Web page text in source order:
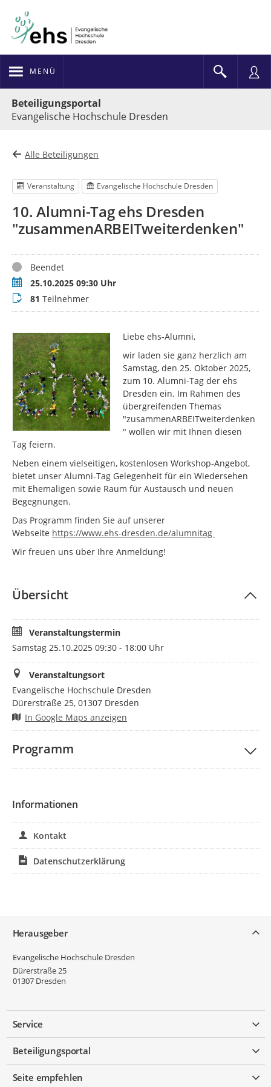
MENÜ
Beteiligungsportal
Evangelische Hochschule Dresden
Alle Beteiligungen
Veranstaltung Evangelische Hochschule Dresden
10. Alumni-Tag ehs Dresden
"zusammenARBEITweiterdenken"
StatusBeendet
Termin25.10.2025 09:30 Uhr
Teilnehmer
81 Teilnehmer
Liebe ehs-Alumni,
wir laden sie ganz herzlich am
Samstag, den 25. Oktober 2025,
zum 10. Alumni-Tag der ehs
Dresden ein. Im Rahmen des
übergreifenden Themas
"zusammenARBEITweiterdenken
" wollen wir mit Ihnen diesen
Tag feiern.
Neben einem vielseitigen, kostenlosen Workshop-Angebot,
bietet unser Alumni-Tag Gelegenheit für ein Wiedersehen
mit Ehemaligen sowie Raum für Austausch und neuen
Begegnungen.
Das Programm finden Sie auf unserer
Webseite https://www.ehs-dresden.de/alumnitag
Wir freuen uns über Ihre Anmeldung!
Übersicht
Veranstaltungstermin
Samstag 25.10.2025 09:30 - 18:00 Uhr
Veranstaltungsort
Evangelische Hochschule Dresden
Dürerstraße 25, 01307 Dresden
In Google Maps anzeigen
Programm
Informationen
Kontakt
Datenschutzerklärung
Herausgeber
Evangelische Hochschule Dresden
Dürerstraße 25
01307 Dresden
Service
Beteiligungsportal
Seite empfehlen